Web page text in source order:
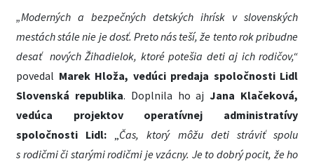
„Moderných a bezpečných detských ihrísk v slovenských
mestách stále nie je dosť. Preto nás teší, že tento rok pribudne
desať nových Žihadielok, ktoré potešia deti aj ich rodičov,“
povedal Marek Hloža, vedúci predaja spoločnosti Lidl
Slovenská republika. Doplnila ho ajJana Klačeková,
vedúca projektov operatívnej administratívy
spoločnosti Lidl: „Čas, ktorý môžu deti stráviť spolu
s rodičmi či starými rodičmi je vzácny. Je to dobrý pocit, že ho